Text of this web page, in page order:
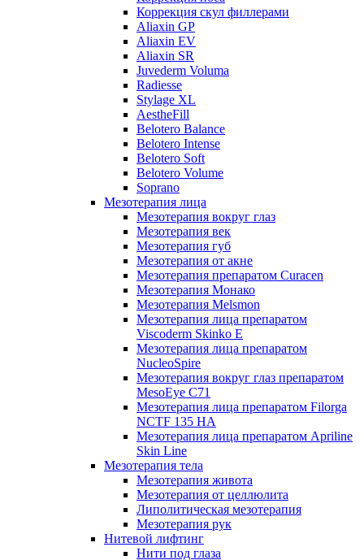
Коррекция скул филлерами
Aliaxin GP
Aliaxin EV
Aliaxin SR
Juvederm Voluma
Radiesse
Stylage XL
AestheFill
Belotero Balance
Belotero Intense
Belotero Soft
Belotero Volume
Soprano
Мезотерапия лица
Мезотерапия вокруг глаз
Мезотерапия век
Мезотерапия губ
Мезотерапия от акне
Мезотерапия препаратом Curacen
Мезотерапия Монако
Мезотерапия Melsmon
Мезотерапия лица препаратом
Viscoderm Skinko E
Мезотерапия лица препаратом
NucleoSpire
Мезотерапия вокруг глаз препаратом
MesoEye С71
Мезотерапия лица препаратом Filorga
NCTF 135 HA
Мезотерапия лица препаратом Apriline
Skin Line
Мезотерапия тела
Мезотерапия живота
Мезотерапия от целлюлита
Липолитическая мезотерапия
Мезотерапия рук
Нитевой лифтинг
Нити под глаза